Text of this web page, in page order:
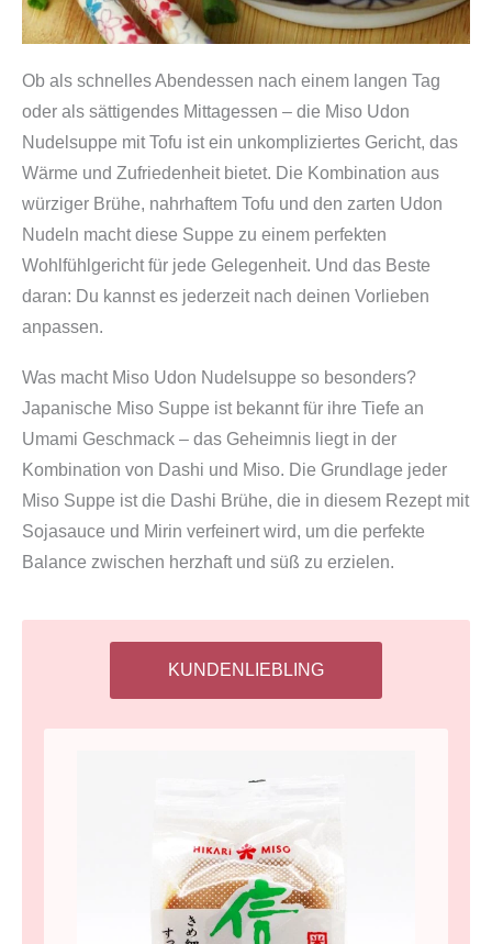
Ob als schnelles Abendessen nach einem langen Tag
oder als sättigendes Mittagessen – die Miso Udon
Nudelsuppe mit Tofu ist ein unkompliziertes Gericht, das
Wärme und Zufriedenheit bietet. Die Kombination aus
würziger Brühe, nahrhaftem Tofu und den zarten Udon
Nudeln macht diese Suppe zu einem perfekten
Wohlfühlgericht für jede Gelegenheit. Und das Beste
daran: Du kannst es jederzeit nach deinen Vorlieben
anpassen.
Was macht Miso Udon Nudelsuppe so besonders?
Japanische Miso Suppe ist bekannt für ihre Tiefe an
Umami Geschmack – das Geheimnis liegt in der
Kombination von Dashi und Miso. Die Grundlage jeder
Miso Suppe ist die Dashi Brühe, die in diesem Rezept mit
Sojasauce und Mirin verfeinert wird, um die perfekte
Balance zwischen herzhaft und süß zu erzielen.
KUNDENLIEBLING